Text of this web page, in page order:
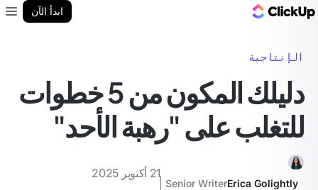
ابدأ الآن
الإنتاجية
دليلك المكون من 5 خطوات
للتغلب على "رهبة الأحد"
Erica Golightly
Senior Writer
21 أكتوبر 2025